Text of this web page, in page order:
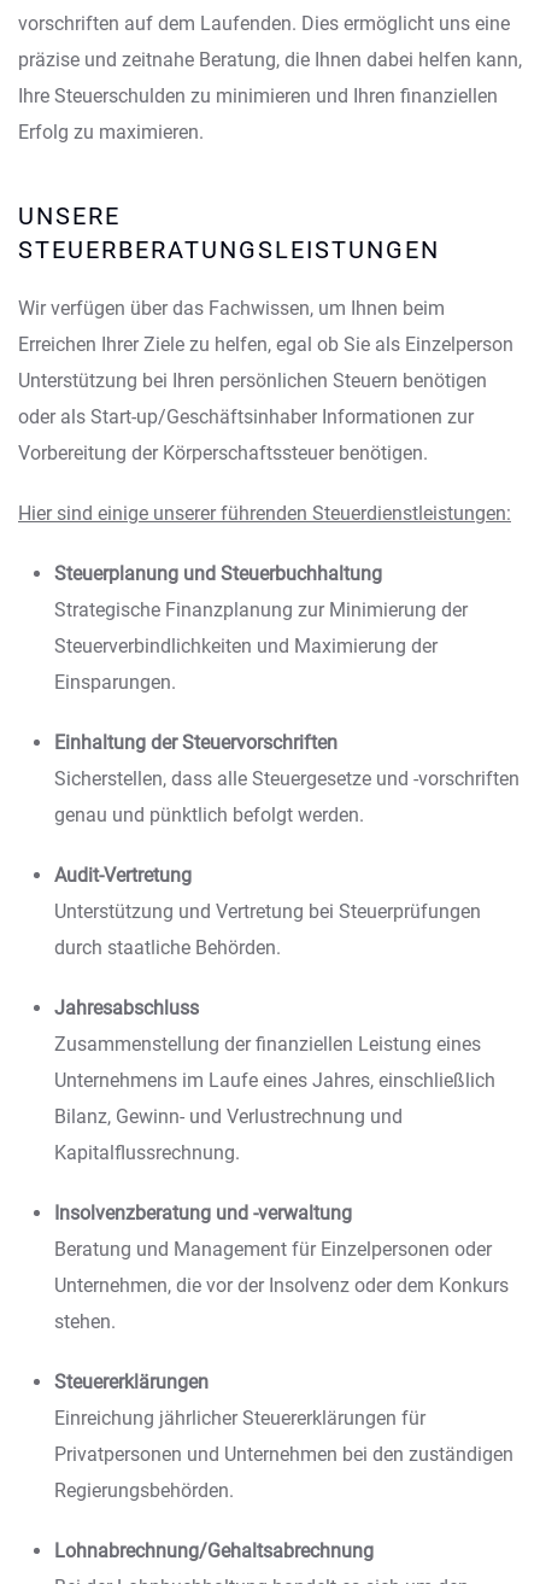
vorschriften auf dem Laufenden. Dies ermöglicht uns eine
präzise und zeitnahe Beratung, die Ihnen dabei helfen kann,
Ihre Steuerschulden zu minimieren und Ihren finanziellen
Erfolg zu maximieren.
UNSERE
STEUERBERATUNGSLEISTUNGEN
Wir verfügen über das Fachwissen, um Ihnen beim
Erreichen Ihrer Ziele zu helfen, egal ob Sie als Einzelperson
Unterstützung bei Ihren persönlichen Steuern benötigen
oder als Start-up/Geschäftsinhaber Informationen zur
Vorbereitung der Körperschaftssteuer benötigen.
Hier sind einige unserer führenden Steuerdienstleistungen:
Steuerplanung und Steuerbuchhaltung
Strategische Finanzplanung zur Minimierung der
Steuerverbindlichkeiten und Maximierung der
Einsparungen.
Einhaltung der Steuervorschriften
Sicherstellen, dass alle Steuergesetze und -vorschriften
genau und pünktlich befolgt werden.
Audit-Vertretung
Unterstützung und Vertretung bei Steuerprüfungen
durch staatliche Behörden.
Jahresabschluss
Zusammenstellung der finanziellen Leistung eines
Unternehmens im Laufe eines Jahres, einschließlich
Bilanz, Gewinn- und Verlustrechnung und
Kapitalflussrechnung.
Insolvenzberatung und -verwaltung
Beratung und Management für Einzelpersonen oder
Unternehmen, die vor der Insolvenz oder dem Konkurs
stehen.
Steuererklärungen
Einreichung jährlicher Steuererklärungen für
Privatpersonen und Unternehmen bei den zuständigen
Regierungsbehörden.
Lohnabrechnung/Gehaltsabrechnung